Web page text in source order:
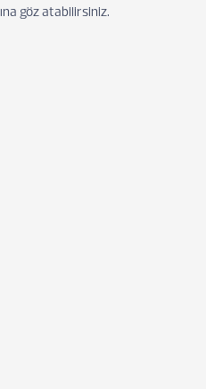
göz atabilirsiniz.